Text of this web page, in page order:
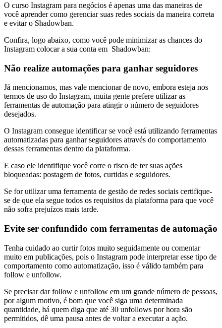
O curso Instagram para negócios é apenas uma das maneiras de
você aprender como gerenciar suas redes sociais da maneira correta
e evitar o Shadowban.
Confira, logo abaixo, como você pode minimizar as chances do
Instagram colocar a sua conta em Shadowban:
Não realize automações para ganhar seguidores
Já mencionamos, mas vale mencionar de novo, embora esteja nos
termos de uso do Instagram, muita gente prefere utilizar as
ferramentas de automação para atingir o número de seguidores
desejados.
O Instagram consegue identificar se você está utilizando ferramentas
automatizadas para ganhar seguidores através do comportamento
dessas ferramentas dentro da plataforma.
E caso ele identifique você corre o risco de ter suas ações
bloqueadas: postagem de fotos, curtidas e seguidores.
Se for utilizar uma ferramenta de gestão de redes sociais certifique-
se de que ela segue todos os requisitos da plataforma para que você
não sofra prejuízos mais tarde.
Evite ser confundido com ferramentas de automação
Tenha cuidado ao curtir fotos muito seguidamente ou comentar
muito em publicações, pois o Instagram pode interpretar esse tipo de
comportamento como automatização, isso é válido também para
follow e unfollow.
Se precisar dar follow e unfollow em um grande número de pessoas,
por algum motivo, é bom que você siga uma determinada
quantidade, há quem diga que até 30 unfollows por hora são
permitidos, dê uma pausa antes de voltar a executar a ação.